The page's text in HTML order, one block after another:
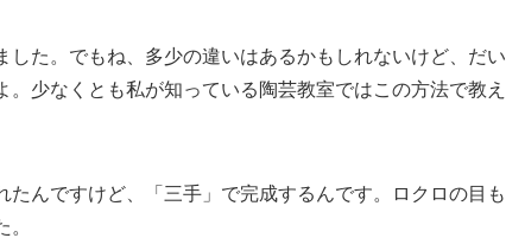
た。でもね、多少の違いはあるかもしれないけど、だい
少なくとも私が知っている陶芸教室ではこの方法で教え
んですけど、「三手」で完成するんです。ロクロの目も